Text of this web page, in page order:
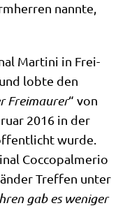
nann­te,
Mar­ti­ni in Frei­
lob­te den
Frei­mau­rer“ von
2016 in der
wur­de.
Coc­co­pal­me­rio
Tref­fen unter
gab es weni­ger